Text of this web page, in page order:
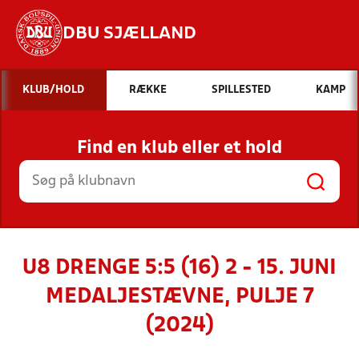
DBU SJÆLLAND
Hvad vil du søge efter?
INDHOLD OG NYHEDER
STILLINGER, RESULTATER, KLUBBER OG
HOLD
KLUB/HOLD RÆKKE SPILLESTED KAMP
Find en klub eller et hold
U8 DRENGE 5:5 (16) 2 - 15. JUNI
MEDALJESTÆVNE, PULJE 7
(2024)